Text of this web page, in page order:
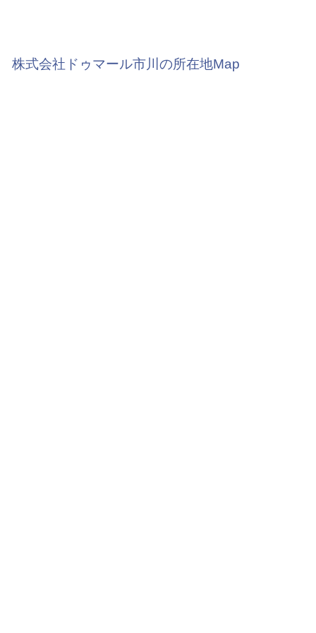
株式会社ドゥマール市川の所在地Map